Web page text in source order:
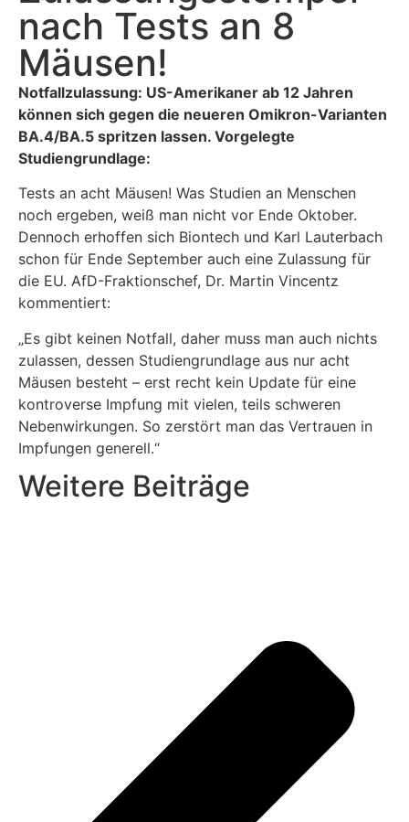
nach Tests an 8
Mäusen!
Notfallzulassung: US-Amerikaner ab 12 Jahren
können sich gegen die neueren Omikron-Varianten
BA.4/BA.5 spritzen lassen. Vorgelegte
Studiengrundlage:
Tests an acht Mäusen! Was Studien an Menschen
noch ergeben, weiß man nicht vor Ende Oktober.
Dennoch erhoffen sich Biontech und Karl Lauterbach
schon für Ende September auch eine Zulassung für
die EU. AfD-Fraktionschef, Dr. Martin Vincentz
kommentiert:
„Es gibt keinen Notfall, daher muss man auch nichts
zulassen, dessen Studiengrundlage aus nur acht
Mäusen besteht – erst recht kein Update für eine
kontroverse Impfung mit vielen, teils schweren
Nebenwirkungen. So zerstört man das Vertrauen in
Impfungen generell.“
Weitere Beiträge